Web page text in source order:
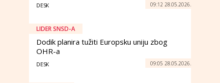
DESK 09:12 28.05.2026.
LIDER SNSD-A
Dodik planira tužiti Europsku uniju zbog
OHR-a
DESK 09:05 28.05.2026.